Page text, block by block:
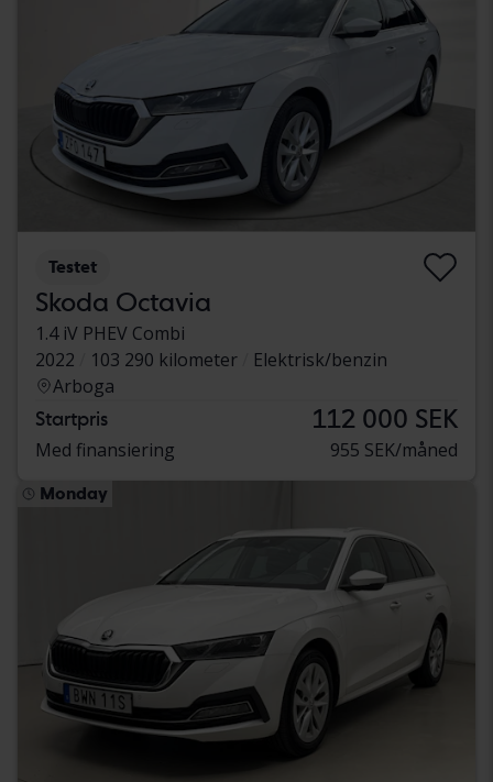
Testet
Skoda Octavia
1.4 iV PHEV Combi
2022
103 290 kilometer
Elektrisk/benzin
Arboga
Startpris 112 000 SEK
Med finansiering 955 SEK/måned
Monday